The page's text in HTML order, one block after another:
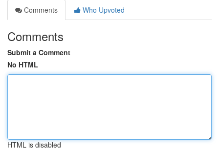
Comments
Who Upvoted
Comments
Submit a Comment
No HTML
HTML is disabled